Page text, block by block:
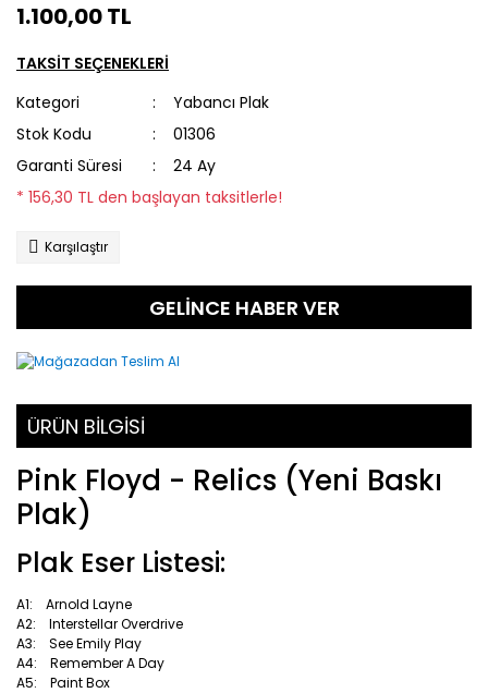
1.100,00 TL
TAKSİT SEÇENEKLERİ
Kategori
Yabancı Plak
Stok Kodu
01306
Garanti Süresi
24 Ay
* 156,30 TL den başlayan taksitlerle!
Karşılaştır
GELİNCE HABER VER
ÜRÜN BİLGİSİ
Pink Floyd - Relics (Yeni Baskı
Plak)
Plak Eser Listesi:
A1: Arnold Layne
A2: Interstellar Overdrive
A3: See Emily Play
A4: Remember A Day
A5: Paint Box